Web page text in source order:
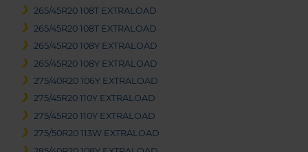
265/45R20 108T EXTRALOAD
265/45R20 108T EXTRALOAD
265/45R20 108Y EXTRALOAD
265/45R20 108Y EXTRALOAD
275/40R20 106Y EXTRALOAD
275/45R20 110Y EXTRALOAD
275/45R20 110Y EXTRALOAD
275/50R20 113W EXTRALOAD